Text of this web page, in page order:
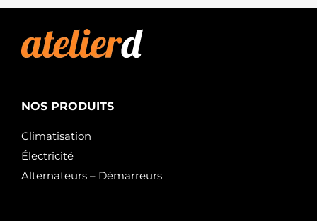
NOS PRODUITS
Climatisation
Électricité
Alternateurs – Démarreurs